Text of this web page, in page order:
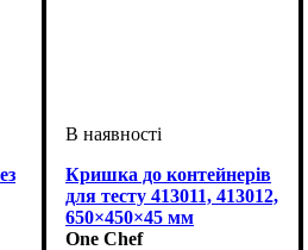
Кришка до контейнерів
для тесту 413011, 413012,
650×450×45 мм
One Chef